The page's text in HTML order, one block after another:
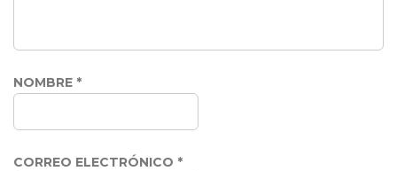
NOMBRE *
CORREO ELECTRÓNICO *